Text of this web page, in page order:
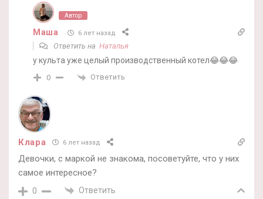
Автор
Маша 6 лет назад
Ответить на Наталья
у культа уже целый производственный котел😂😂😂
0 Ответить
Клара 6 лет назад
Девочки, с маркой не знакома, посоветуйте, что у них
самое интересное?
0 Ответить